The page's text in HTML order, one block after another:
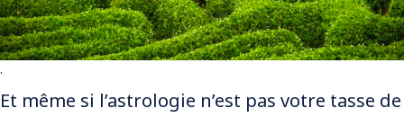
.
Et même si l’astrologie n’est pas votre tasse de